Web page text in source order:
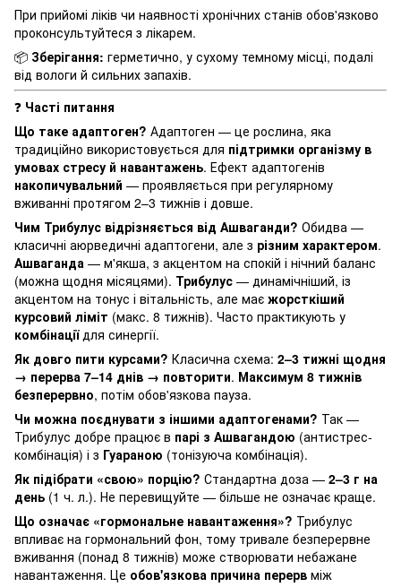
При прийомі ліків чи наявності хронічних станів обов'язково
проконсультуйтеся з лікарем.
📦 Зберігання: герметично, у сухому темному місці, подалі
від вологи й сильних запахів.
❓ Часті питання
Що таке адаптоген? Адаптоген — це рослина, яка
традиційно використовується для підтримки організму в
умовах стресу й навантажень. Ефект адаптогенів
накопичувальний — проявляється при регулярному
вживанні протягом 2–3 тижнів і довше.
Чим Трибулус відрізняється від Ашваганди? Обидва —
класичні аюрведичні адаптогени, але з різним характером.
Ашваганда — м'якша, з акцентом на спокій і нічний баланс
(можна щодня місяцями). Трибулус — динамічніший, із
акцентом на тонус і вітальність, але має жорсткіший
курсовий ліміт (макс. 8 тижнів). Часто практикують у
комбінаціїдля синергії.
Як довго пити курсами? Класична схема: 2–3 тижні щодня
→ перерва 7–14 днів → повторити. Максимум 8 тижнів
безперервно, потім обов'язкова пауза.
Чи можна поєднувати з іншими адаптогенами? Так —
Трибулус добре працює в парі з Ашвагандою (антистрес-
комбінація) і з Гуараною (тонізуюча комбінація).
Як підібрати «свою» порцію? Стандартна доза — 2–3 г на
день (1 ч. л.). Не перевищуйте — більше не означає краще.
Що означає «гормональне навантаження»? Трибулус
впливає на гормональний фон, тому тривале безперервне
вживання (понад 8 тижнів) може створювати небажане
навантаження. Це обов'язкова причина перерв між